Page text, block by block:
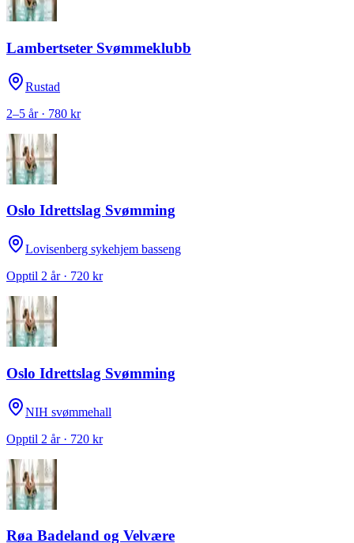
Lambertseter Svømmeklubb
Rustad
2–5 år · 780 kr
Oslo Idrettslag Svømming
Lovisenberg sykehjem basseng
Opptil 2 år · 720 kr
Oslo Idrettslag Svømming
NIH svømmehall
Opptil 2 år · 720 kr
Røa Badeland og Velvære